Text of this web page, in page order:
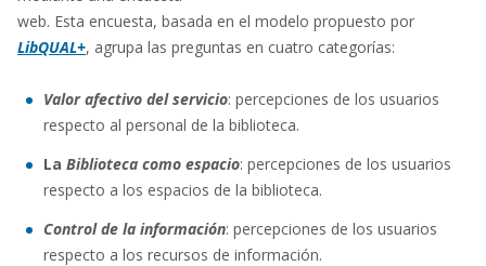
web. Esta encuesta, basada en el modelo propuesto por
LibQUAL+, agrupa las preguntas en cuatro categorías:
Valor afectivo del servicio: percepciones de los usuarios
respecto al personal de la biblioteca.
La Biblioteca como espacio: percepciones de los usuarios
respecto a los espacios de la biblioteca.
Control de la información: percepciones de los usuarios
respecto a los recursos de información.